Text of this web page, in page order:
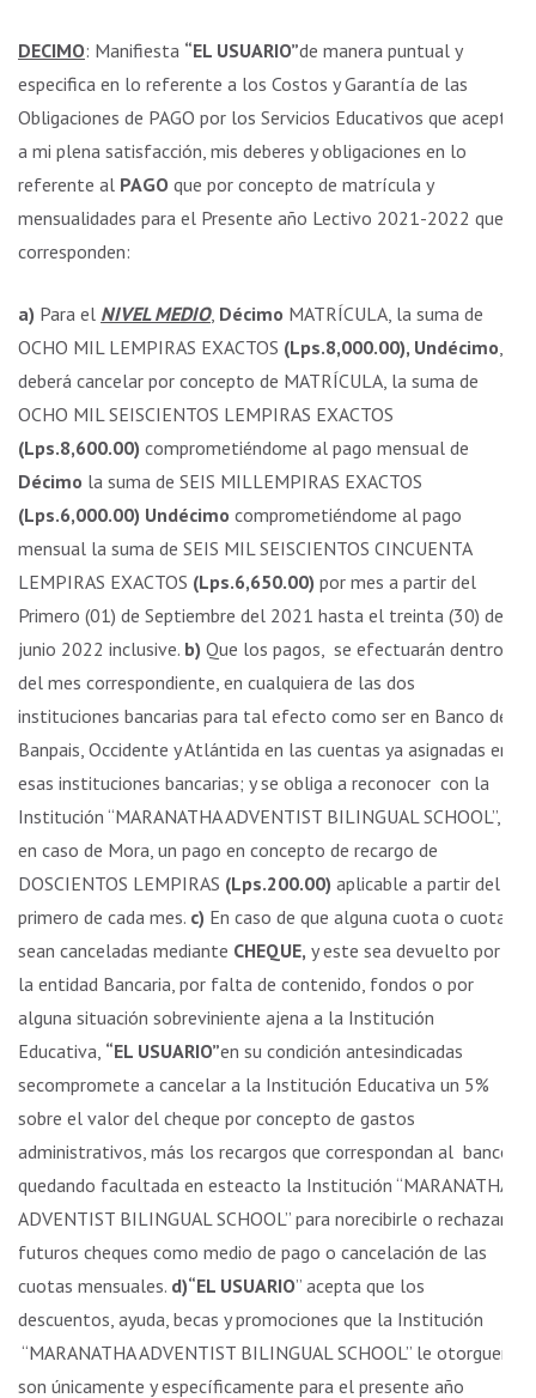
DECIMO: Manifiesta “EL USUARIO”de manera puntual y
especifica en lo referente a los Costos y Garantía de las
Obligaciones de PAGO por los Servicios Educativos que acepto
a mi plena satisfacción, mis deberes y obligaciones en lo
referente al PAGO que por concepto de matrícula y
mensualidades para el Presente año Lectivo 2021-2022 que
corresponden:
a) Para el NIVEL MEDIO, Décimo MATRÍCULA, la suma de
OCHO MIL LEMPIRAS EXACTOS (Lps.8,000.00), Undécimo,
deberá cancelar por concepto de MATRÍCULA, la suma de
OCHO MIL SEISCIENTOS LEMPIRAS EXACTOS
(Lps.8,600.00) comprometiéndome al pago mensual de
Décimo la suma de SEIS MILLEMPIRAS EXACTOS
(Lps.6,000.00) Undécimo comprometiéndome al pago
mensual la suma de SEIS MIL SEISCIENTOS CINCUENTA
LEMPIRAS EXACTOS (Lps.6,650.00) por mes a partir del
Primero (01) de Septiembre del 2021 hasta el treinta (30) de
junio 2022 inclusive. b) Que los pagos, se efectuarán dentro
del mes correspondiente, en cualquiera de las dos
instituciones bancarias para tal efecto como ser en Banco de
Banpais, Occidente y Atlántida en las cuentas ya asignadas en
esas instituciones bancarias; y se obliga a reconocer con la
Institución “MARANATHA ADVENTIST BILINGUAL SCHOOL”,
en caso de Mora, un pago en concepto de recargo de
DOSCIENTOS LEMPIRAS (Lps.200.00) aplicable a partir del
primero de cada mes. c) En caso de que alguna cuota o cuotas
sean canceladas mediante CHEQUE, y este sea devuelto por
la entidad Bancaria, por falta de contenido, fondos o por
alguna situación sobreviniente ajena a la Institución
Educativa, “EL USUARIO”en su condición antesindicadas
secompromete a cancelar a la Institución Educativa un 5%
sobre el valor del cheque por concepto de gastos
administrativos, más los recargos que correspondan al banco,
quedando facultada en esteacto la Institución “MARANATHA
ADVENTIST BILINGUAL SCHOOL” para norecibirle o rechazar
futuros cheques como medio de pago o cancelación de las
cuotas mensuales. d)“EL USUARIO” acepta que los
descuentos, ayuda, becas y promociones que la Institución
“MARANATHA ADVENTIST BILINGUAL SCHOOL” le otorguen
son únicamente y específicamente para el presente año